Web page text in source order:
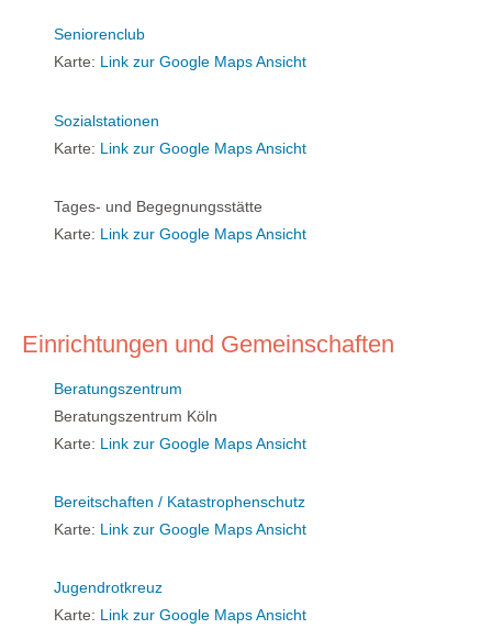
Seniorenclub
Karte: Link zur Google Maps Ansicht
Sozialstationen
Karte: Link zur Google Maps Ansicht
Tages- und Begegnungsstätte
Karte: Link zur Google Maps Ansicht
Einrichtungen und Gemeinschaften
Beratungszentrum
Beratungszentrum Köln
Karte: Link zur Google Maps Ansicht
Bereitschaften / Katastrophenschutz
Karte: Link zur Google Maps Ansicht
Jugendrotkreuz
Karte: Link zur Google Maps Ansicht